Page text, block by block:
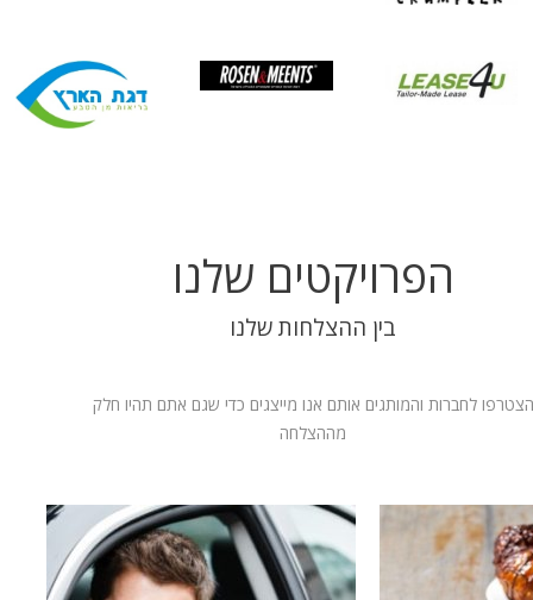
הפרויקטים שלנו
בין ההצלחות שלנו
הצטרפו לחברות והמותגים אותם אנו מייצגים כדי שגם אתם תהיו חלק
מההצלחה